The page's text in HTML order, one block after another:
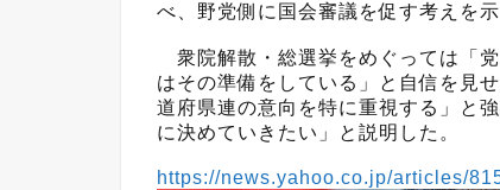
べ、野党側に国会審議を促す考えを示
衆院解散・総選挙をめぐっては「
はその準備をしている」と自信を見
道府県連の意向を特に重視する」と
に決めていきたい」と説明した。
https://news.yahoo.co.jp/articles/